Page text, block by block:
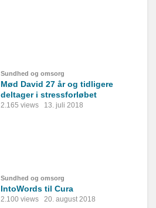
Sundhed og omsorg
Mød David 27 år og tidligere
deltager i stressforløbet
2.165 views 13. juli 2018
Sundhed og omsorg
IntoWords til Cura
2.100 views 20. august 2018